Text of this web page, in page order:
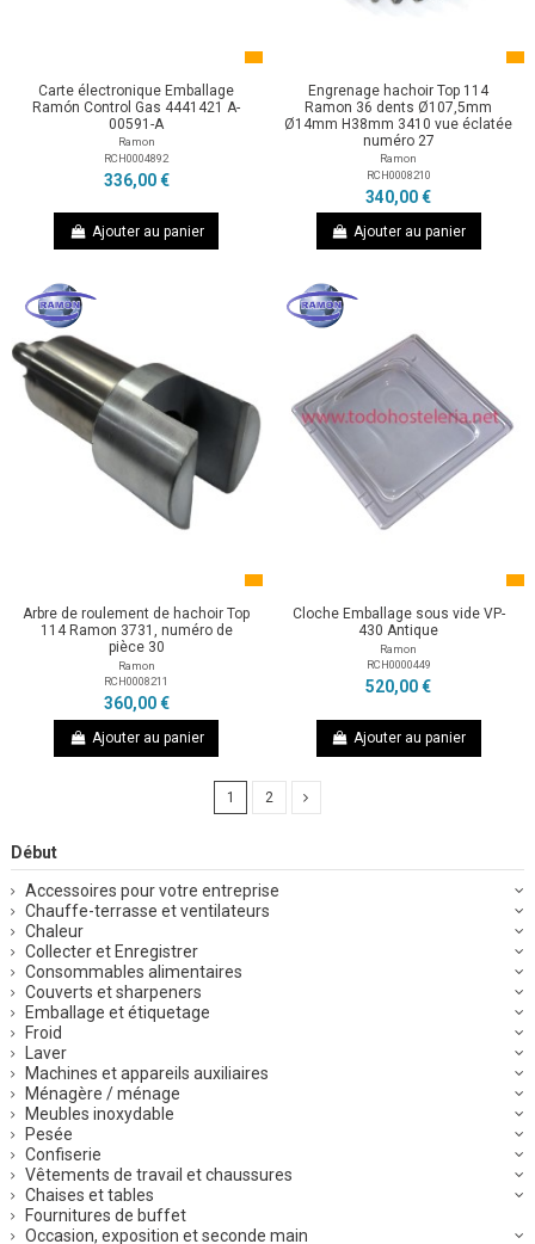
Carte électronique Emballage
Ramón Control Gas 4441421 A-
00591-A
Ramon
RCH0004892
336,00 €
Ajouter au panier
Engrenage hachoir Top 114
Ramon 36 dents Ø107,5mm
Ø14mm H38mm 3410 vue éclatée
numéro 27
Ramon
RCH0008210
340,00 €
Ajouter au panier
Arbre de roulement de hachoir Top
114 Ramon 3731, numéro de
pièce 30
Ramon
RCH0008211
360,00 €
Ajouter au panier
Cloche Emballage sous vide VP-
430 Antique
Ramon
RCH0000449
520,00 €
Ajouter au panier
1 2
Début
Accessoires pour votre entreprise
Chauffe-terrasse et ventilateurs
Chaleur
Collecter et Enregistrer
Consommables alimentaires
Couverts et sharpeners
Emballage et étiquetage
Froid
Laver
Machines et appareils auxiliaires
Ménagère / ménage
Meubles inoxydable
Pesée
Confiserie
Vêtements de travail et chaussures
Chaises et tables
Fournitures de buffet
Occasion, exposition et seconde main